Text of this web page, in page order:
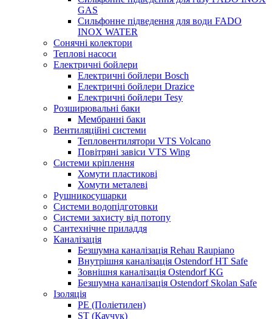
GAS
Сильфонне підведення для води FADO
INOX WATER
Сонячні колектори
Теплові насоси
Електричні бойлери
Електричні бойлери Bosch
Електричні бойлери Drazice
Електричні бойлери Tesy
Розширювальні баки
Мембранні баки
Вентиляційні системи
Тепловентилятори VTS Volcano
Повітряні завіси VTS Wing
Системи кріплення
Хомути пластикові
Хомути металеві
Рушникосушарки
Системи водопідготовки
Системи захисту від потопу
Сантехнічне приладдя
Каналізація
Безшумна каналізація Rehau Raupiano
Внутрішня каналізація Ostendorf HT Safe
Зовнішня каналізація Ostendorf KG
Безшумна каналізація Ostendorf Skolan Safe
Ізоляція
PE (Поліетилен)
ST (Каучук)